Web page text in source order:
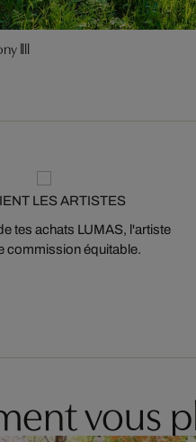
llll
LES ARTISTES
tes achats LUMAS, l'artiste
commission équitable.
vous